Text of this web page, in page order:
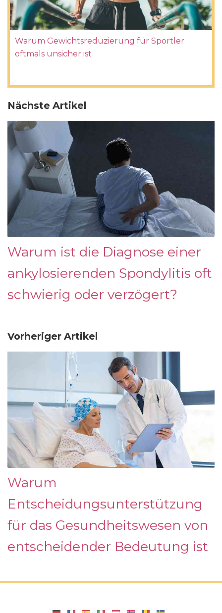
Warum Gewichtsreduzierung für Sportler
oftmals unsicher ist
Nächste Artikel
Warum ist die Diagnose einer
ankylosierenden Spondylitis oft
schwierig oder verzögert?
Vorheriger Artikel
Warum
Entscheidungsunterstützung
für das Gesundheitswesen von
entscheidender Bedeutung ist